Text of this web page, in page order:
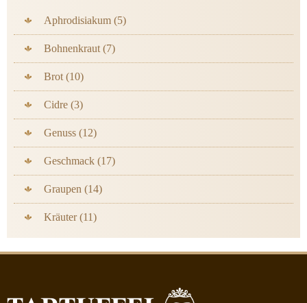
Aphrodisiakum (5)
Bohnenkraut (7)
Brot (10)
Cidre (3)
Genuss (12)
Geschmack (17)
Graupen (14)
Kräuter (11)